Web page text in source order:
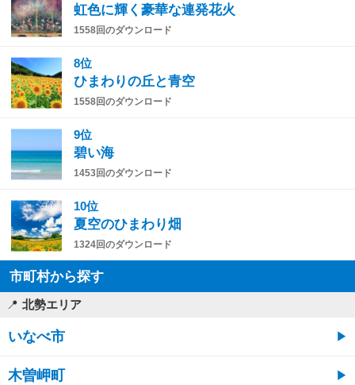
虹色に輝く豪華な連発花火
1558回のダウンロード
8位
ひまわりの丘と青空
1558回のダウンロード
9位
碧い海
1453回のダウンロード
10位
夏空のひまわり畑
1324回のダウンロード
市町村から探す
北勢エリア
いなべ市
木曽岬町